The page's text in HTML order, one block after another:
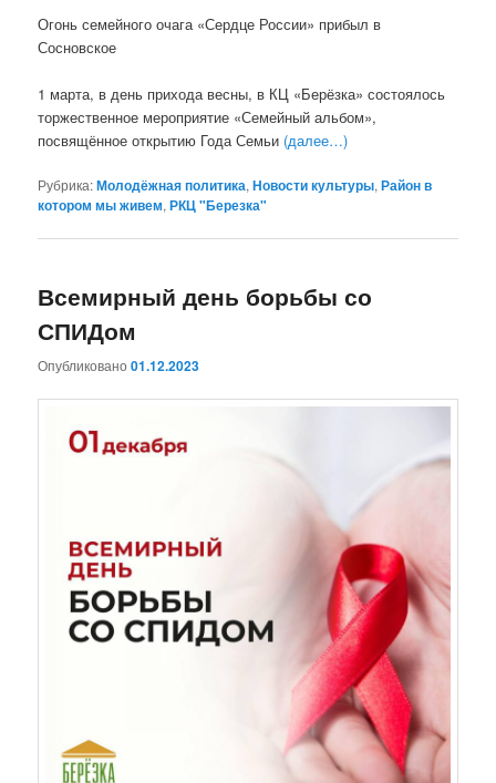
Огонь семейного очага «Сердце России» прибыл в
Сосновское
1 марта, в день прихода весны, в КЦ «Берёзка» состоялось
торжественное мероприятие «Семейный альбом»,
посвящённое открытию Года Семьи (далее…)
Рубрика:Молодёжная политика,Новости культуры,Район в
котором мы живем,РКЦ "Березка"
Всемирный день борьбы со
СПИДом
Опубликовано01.12.2023